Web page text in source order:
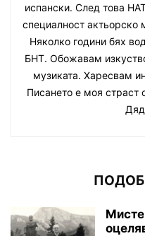
испански. След това
специалност актьорско
Няколко години бях
БНТ. Обожавам
музиката. Харесвам
Писането е моя страст